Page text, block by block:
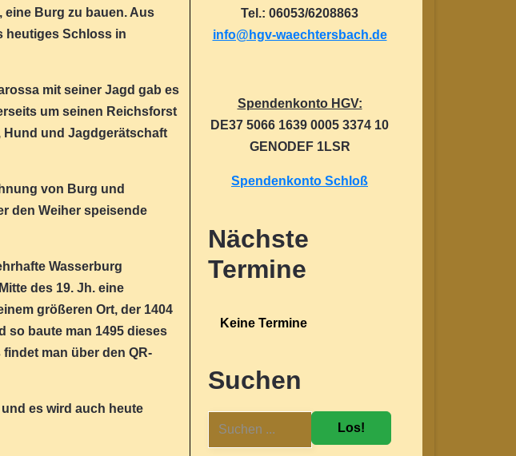
eine Burg zu bauen. Aus
heutiges Schloss in
mit seiner Jagd gab es
um seinen Reichsforst
Hund und Jagdgerätschaft
von Burg und
den Weiher speisende
Wasserburg
des 19. Jh. eine
größeren Ort, der 1404
so baute man 1495 dieses
man über den QR-
es wird auch heute
Tel.: 06053/6208863
info@hgv-waechtersbach.de
Spendenkonto HGV:
DE37 5066 1639 0005 3374 10
GENODEF 1LSR
Spendenkonto Schloß
Nächste
Termine
Keine Termine
Suchen
Los!